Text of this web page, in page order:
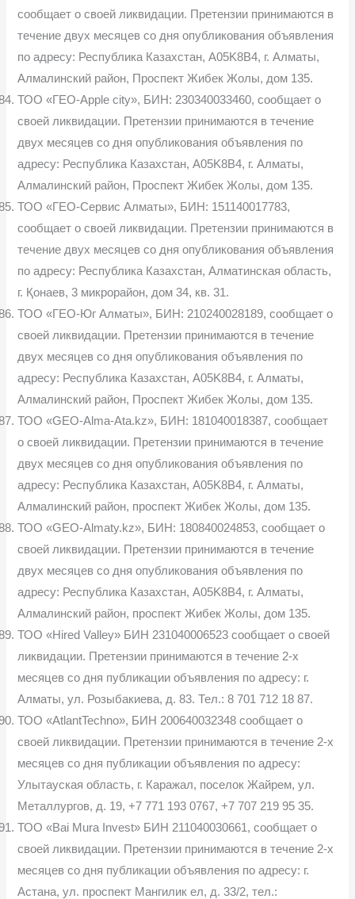
сообщает о своей ликвидации. Претензии принимаются в
течение двух месяцев со дня опубликования объявления
по адресу: Республика Казахстан, A05K8B4, г. Алматы,
Алмалинский район, Проспект Жибек Жолы, дом 135.
ТОО «ГЕО-Apple city», БИН: 230340033460, сообщает о
своей ликвидации. Претензии принимаются в течение
двух месяцев со дня опубликования объявления по
адресу: Республика Казахстан, A05K8B4, г. Алматы,
Алмалинский район, Проспект Жибек Жолы, дом 135.
ТОО «ГЕО-Сервис Алматы», БИН: 151140017783,
сообщает о своей ликвидации. Претензии принимаются в
течение двух месяцев со дня опубликования объявления
по адресу: Республика Казахстан, Алматинская область,
г. Қонаев, 3 микрорайон, дом 34, кв. 31.
ТОО «ГЕО-Юг Алматы», БИН: 210240028189, сообщает о
своей ликвидации. Претензии принимаются в течение
двух месяцев со дня опубликования объявления по
адресу: Республика Казахстан, A05K8B4, г. Алматы,
Алмалинский район, Проспект Жибек Жолы, дом 135.
ТОО «GEO-Alma-Ata.kz», БИН: 181040018387, сообщает
о своей ликвидации. Претензии принимаются в течение
двух месяцев со дня опубликования объявления по
адресу: Республика Казахстан, A05K8B4, г. Алматы,
Алмалинский район, проспект Жибек Жолы, дом 135.
ТОО «GEO-Almaty.kz», БИН: 180840024853, сообщает о
своей ликвидации. Претензии принимаются в течение
двух месяцев со дня опубликования объявления по
адресу: Республика Казахстан, A05K8B4, г. Алматы,
Алмалинский район, проспект Жибек Жолы, дом 135.
ТОО «Hired Valley» БИН 231040006523 сообщает о своей
ликвидации. Претензии принимаются в течение 2-х
месяцев со дня публикации объявления по адресу: г.
Алматы, ул. Розыбакиева, д. 83. Тел.: 8 701 712 18 87.
ТОО «AtlantTechno», БИН 200640032348 сообщает о
своей ликвидации. Претензии принимаются в течение 2-х
месяцев со дня публикации объявления по адресу:
Улытауская область, г. Каражал, поселок Жайрем, ул.
Металлургов, д. 19, +7 771 193 0767, +7 707 219 95 35.
ТОО «Bai Mura Invest» БИН 211040030661, сообщает о
своей ликвидации. Претензии принимаются в течение 2-х
месяцев со дня публикации объявления по адресу: г.
Астана, ул. проспект Мангилик ел, д. 33/2, тел.: